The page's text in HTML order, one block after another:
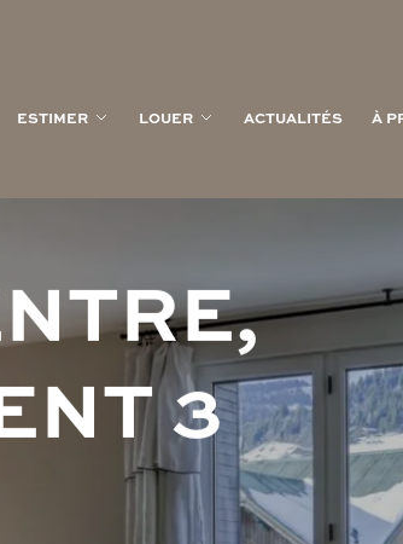
ESTIMER LOUER ACTUALITÉS À
NTRE,
NT3